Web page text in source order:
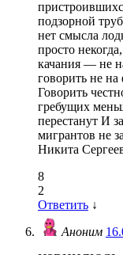
подзорной
нет смысла
просто
качания — не
говорить не
Говорить
гребущих
перестанут И
мигрантов не
Никита
8
2
Ответить ↓
Аноним